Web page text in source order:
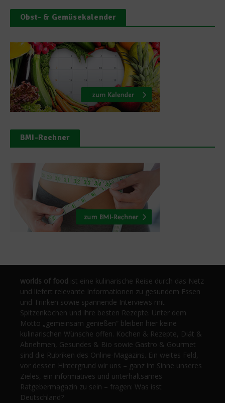
Obst- & Gemüsekalender
BMI-Rechner
worlds of food ist eine kulinarische Reise durch das Netz
und liefert relevante Informationen zu gesundem Essen
und Trinken sowie spannende Interviews mit
Spitzenköchen und ihre besten Rezepte. Unter dem
Motto „gemeinsam genießen“ bleiben hier keine
kulinarischen Wünsche offen. Kochen & Rezepte, Diät &
Abnehmen, Gesundes & Bio sowie Gastro & Gourmet
sind die Rubriken des Online-Magazins. Ein weites Feld,
vor dessen Hintergrund wir uns – ganz im Sinne unseres
Zieles, ein informatives und unterhaltsames
Ratgebermagazin zu sein – fragen: Was isst
Deutschland?